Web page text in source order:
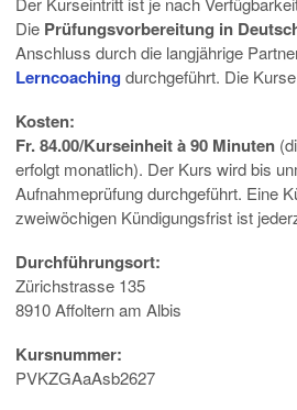
Die Prüfungsvorbereitung in
Anschluss durch die langjährige
Lerncoaching durchgeführt. Die
Kosten:
Fr. 84.00/Kurseinheit à 90 Minuten
erfolgt monatlich). Der Kurs wird bis
Aufnahmeprüfung durchgeführt. Eine
zweiwöchigen Kündigungsfrist ist
Durchführungsort:
Zürichstrasse 135
8910 Affoltern am Albis
Kursnummer:
PVKZGAaAsb2627